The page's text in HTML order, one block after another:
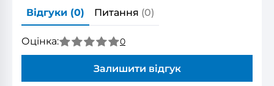
Відгуки (0) Питання (0)
Оцінка: 0
Залишити відгук